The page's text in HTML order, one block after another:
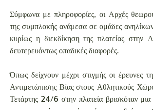
Σύμφωνα με πληροφορίες, οι Αρχές
της συμπλοκής ανάμεσα σε ομάδες
κυρίως η διεκδίκηση της πλατείας στην
δευτερευόντως οπαδικές διαφορές.
Όπως δείχνουν μέχρι στιγμής οι έρευνες
Αντιμετώπισης Βίας στους Αθλητικούς
Τετάρτης 24/6 στην πλατεία βρισκόταν